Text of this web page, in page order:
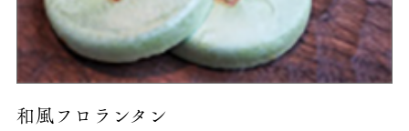
和風フロランタン